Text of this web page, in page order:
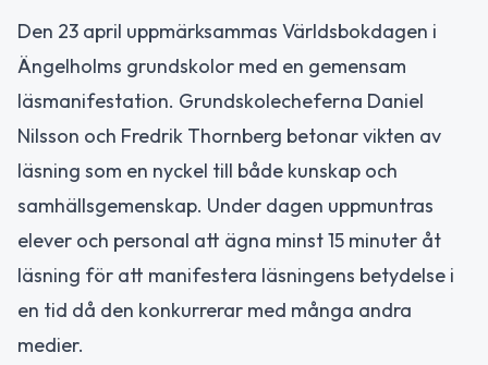
Den 23 april uppmärksammas Världsbokdagen i
Ängelholms grundskolor med en gemensam
läsmanifestation. Grundskolecheferna Daniel
Nilsson och Fredrik Thornberg betonar vikten av
läsning som en nyckel till både kunskap och
samhällsgemenskap. Under dagen uppmuntras
elever och personal att ägna minst 15 minuter åt
läsning för att manifestera läsningens betydelse i
en tid då den konkurrerar med många andra
medier.